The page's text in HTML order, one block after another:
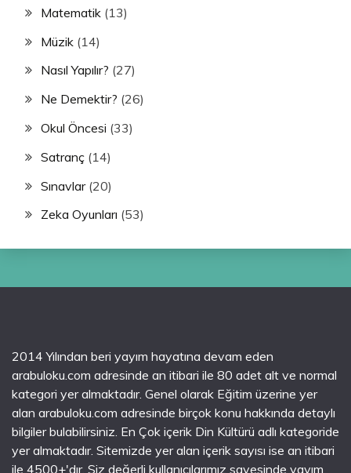
Matematik (13)
Müzik (14)
Nasıl Yapılır? (27)
Ne Demektir? (26)
Okul Öncesi (33)
Satranç (14)
Sınavlar(20)
Zeka Oyunları (53)
2014 Yılından beri yayım hayatına devam eden
arabuloku.com adresinde an itibari ile 80 adet alt ve normal
kategori yer almaktadır. Genel olarak Eğitim üzerine yer
alan arabuloku.com adresinde birçok konu hakkında detaylı
bilgiler bulabilirsiniz. En Çok içerik Din Kültürü adlı kategoride
yer almaktadır. Sitemizde yer alan içerik sayısı ise an itibari
ile 4500+'dır. Siz değerli kullanıcılarımız sayesinde yayım